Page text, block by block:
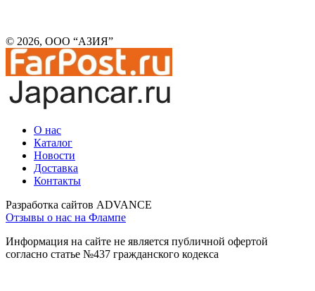
© 2026, ООО “АЗИЯ”
О нас
Каталог
Новости
Доставка
Контакты
Разработка сайтов ADVANCE
Отзывы о нас на Флампе
Информация на сайте не является публичной офертой
согласно статье №437 гражданского кодекса